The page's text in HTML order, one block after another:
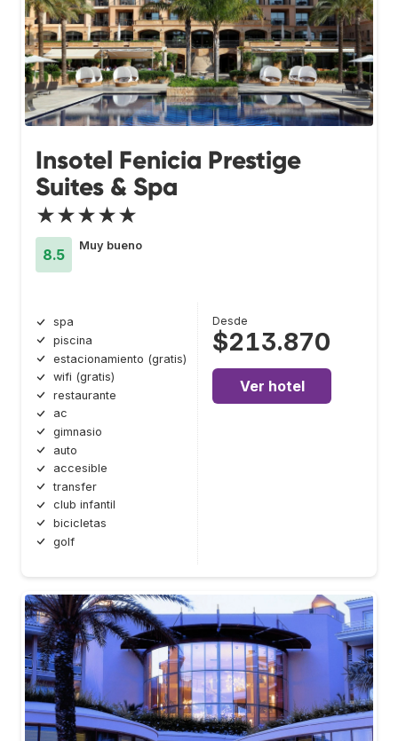
Insotel Fenicia Prestige
Suites & Spa
★★★★★
8.5
Muy bueno
spa
piscina
estacionamiento (gratis)
wifi (gratis)
restaurante
ac
gimnasio
auto
accesible
transfer
club infantil
bicicletas
golf
Desde
$213.870
Ver hotel